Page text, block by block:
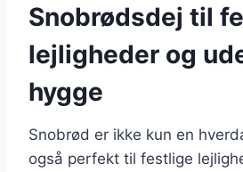
Snobrødsdej til
lejligheder og
hygge
Snobrød er ikke kun en
også perfekt til festlige